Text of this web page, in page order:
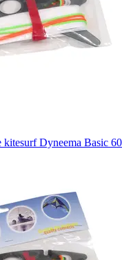
kitesurf Dyneema Basic